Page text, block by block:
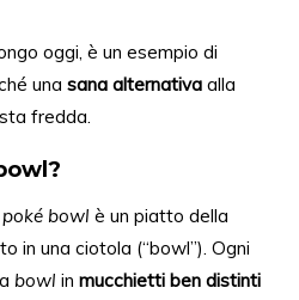
oggi, è un esempio di
una sana alternativa alla
fredda.
poké bowl è un piatto della
in una ciotola (“bowl”). Ogni
bowl in mucchietti ben distinti